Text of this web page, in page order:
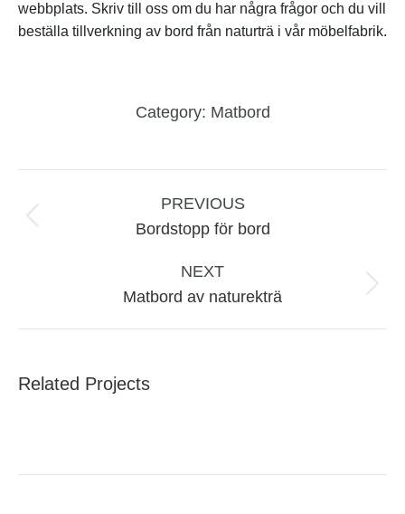
webbplats. Skriv till oss om du har några frågor och du vill
beställa tillverkning av bord från naturträ i vår möbelfabrik.
Category: Matbord
navigation
PREVIOUS
Previous
Bordstopp för bord
NEXT
Next
Matbord av naturekträ
Related Projects